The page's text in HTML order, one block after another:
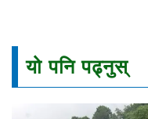
यो पनि पढ्नुस्